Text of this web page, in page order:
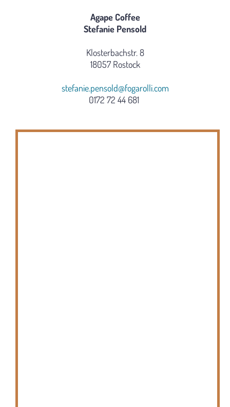
Agape Coffee
Stefanie Pensold
Klosterbachstr. 8
18057 Rostock
stefanie.pensold@fogarolli.com
0172 72 44 681